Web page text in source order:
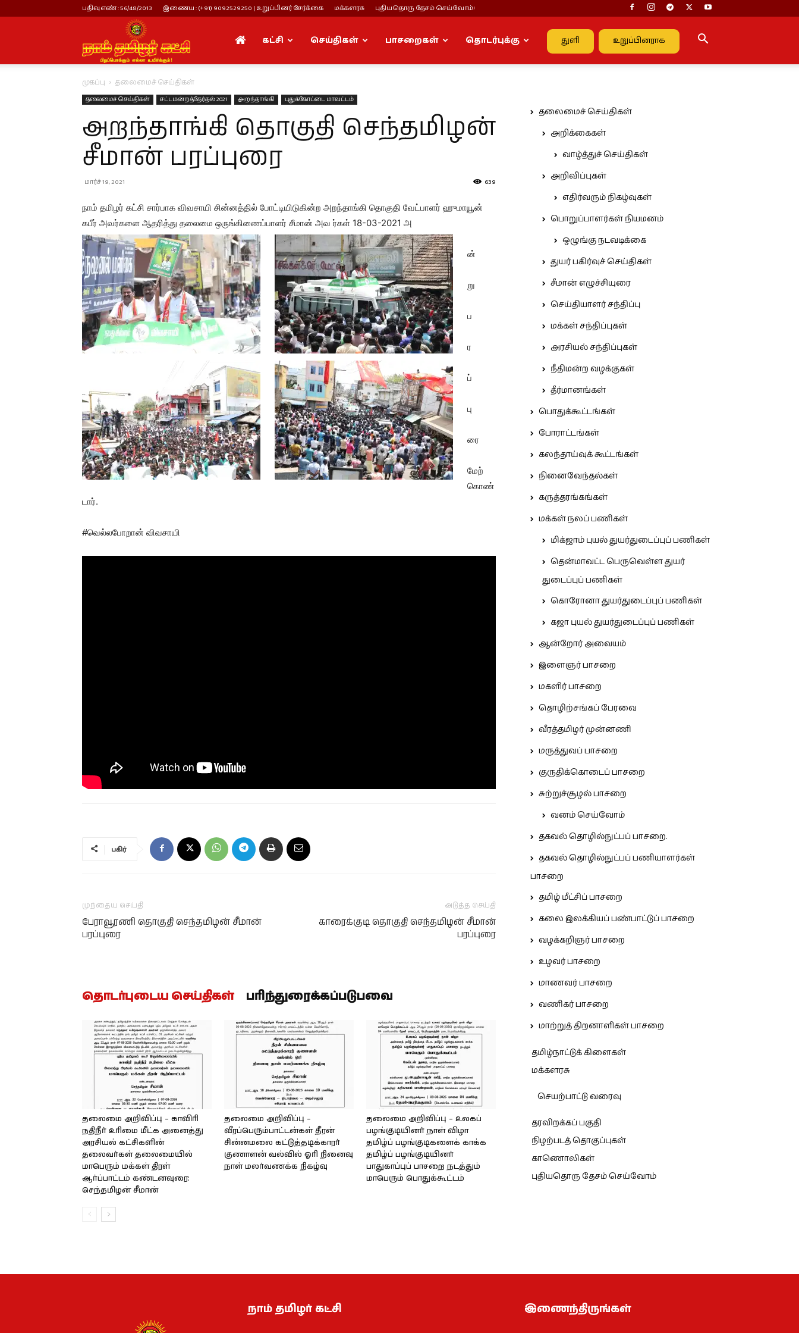
பதிவு எண் : 56/48/2013 இணைய : (+91) 9092529250 | உறுப்பினர் சேர்க்கை மக்களரசு புதியதொரு தேசம் செய்வோம்!
துளி உறுப்பினராக
நாம்
தமிழர்
கட்சி
கட்சி செய்திகள் பாசறைகள் தொடர்புக்கு
முகப்பு தலைமைச் செய்திகள்
தலைமைச் செய்திகள் சட்டமன்றத்தேர்தல் 2021 அறந்தாங்கி புதுக்கோட்டை மாவட்டம்
அறந்தாங்கி தொகுதி செந்தமிழன்
சீமான் பரப்புரை
மார்ச் 19, 2021 639
நாம் தமிழர் கட்சி சார்பாக விவசாயி சின்னத்தில் போட்டியிடுகின்ற அறந்தாங்கி தொகுதி வேட்பாளர் ஹுமாயூன்
கபீர் அவர்களை ஆதரித்து தலைமை ஒருங்கிணைப்பாளர் சீமான் அவ ர்கள் 18-03-2021 அ
ன்
று
ப
ர
ப்
பு
ரை
மேற்
கொண்
டார்.
#வெல்லபோறான் விவசாயி
பகிர்
முந்தைய செய்தி
பேராவூரணி தொகுதி செந்தமிழன் சீமான்
பரப்புரை
அடுத்த செய்தி
காரைக்குடி தொகுதி செந்தமிழன் சீமான்
பரப்புரை
தொடர்புடைய செய்திகள் பரிந்துரைக்கப்படுபவை
தலைமை அறிவிப்பு – காவிரி
நதிநீர் உரிமை மீட்க அனைத்து
அரசியல் கட்சிகளின்
தலைவர்கள் தலைமையில்
மாபெரும் மக்கள் திரள்
ஆர்ப்பாட்டம் கண்டனவுரை:
செந்தமிழன் சீமான்
தலைமை அறிவிப்பு –
வீரப்பெரும்பாட்டன்கள் தீரன்
சின்னமலை கட்டுத்தடிக்காரர்
குணாளன் வல்வில் ஓரி நினைவு
நாள் மலர்வணக்க நிகழ்வு
தலைமை அறிவிப்பு – உலகப்
பழங்குடியினர் நாள் விழா
தமிழ்ப் பழங்குடிகளைக் காக்க
தமிழ்ப் பழங்குடியினர்
பாதுகாப்புப் பாசறை நடத்தும்
மாபெரும் பொதுக்கூட்டம்
தலைமைச் செய்திகள்
அறிக்கைகள்
வாழ்த்துச் செய்திகள்
அறிவிப்புகள்
எதிர்வரும் நிகழ்வுகள்
பொறுப்பாளர்கள் நியமனம்
ஒழுங்கு நடவடிக்கை
துயர் பகிர்வுச் செய்திகள்
சீமான் எழுச்சியுரை
செய்தியாளர் சந்திப்பு
மக்கள் சந்திப்புகள்
அரசியல் சந்திப்புகள்
நீதிமன்ற வழக்குகள்
தீர்மானங்கள்
பொதுக்கூட்டங்கள்
போராட்டங்கள்
கலந்தாய்வுக் கூட்டங்கள்
நினைவேந்தல்கள்
கருத்தரங்கங்கள்
மக்கள் நலப் பணிகள்
மிக்ஜாம் புயல் துயர்துடைப்புப் பணிகள்
தென்மாவட்ட பெருவெள்ள துயர்
துடைப்புப் பணிகள்
கொரோனா துயர்துடைப்புப் பணிகள்
கஜா புயல் துயர்துடைப்புப் பணிகள்
ஆன்றோர் அவையம்
இளைஞர் பாசறை
மகளிர் பாசறை
தொழிற்சங்கப் பேரவை
வீரத்தமிழர் முன்னணி
மருத்துவப் பாசறை
குருதிக்கொடைப் பாசறை
சுற்றுச்சூழல் பாசறை
வனம் செய்வோம்
தகவல் தொழில்நுட்பப் பாசறை.
தகவல் தொழில்நுட்பப் பணியாளர்கள்
பாசறை
தமிழ் மீட்சிப் பாசறை
கலை இலக்கியப் பண்பாட்டுப் பாசறை
வழக்கறிஞர் பாசறை
உழவர் பாசறை
மாணவர் பாசறை
வணிகர் பாசறை
மாற்றுத் திறனாளிகள் பாசறை
தமிழ்நாட்டுக் கிளைகள்
மக்களரசு
செயற்பாட்டு வரைவு
தரவிறக்கப் பகுதி
நிழற்படத் தொகுப்புகள்
காணொலிகள்
புதியதொரு தேசம் செய்வோம்
நாம் தமிழர் கட்சி இணைந்திருங்கள்